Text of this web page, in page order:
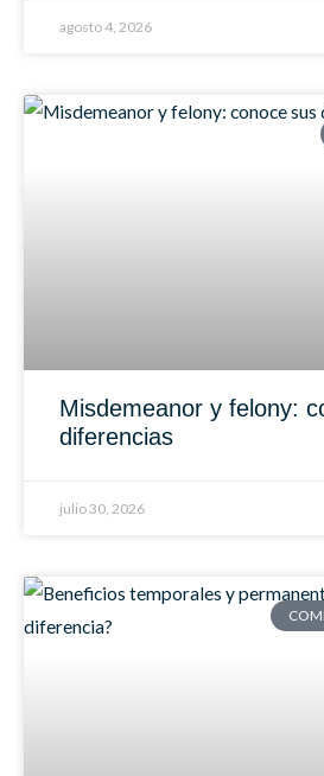
agosto 4, 2026
Misdemeanor y felony:
diferencias
julio 30, 2026